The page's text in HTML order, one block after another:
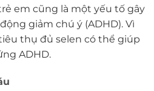
em cũng là một yếu tố gây
giảm chú ý (ADHD). Vì
thụ đủ selen có thể giúp
ADHD.